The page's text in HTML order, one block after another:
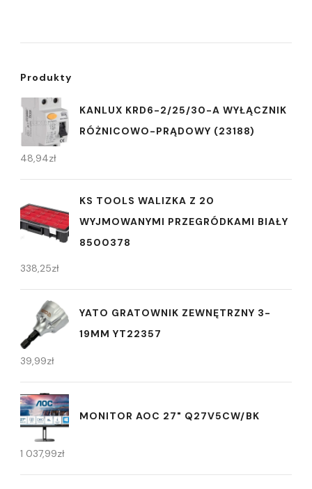
Produkty
KANLUX KRD6-2/25/30-A WYŁĄCZNIK
RÓŻNICOWO-PRĄDOWY (23188)
48,94zł
KS TOOLS WALIZKA Z 20
WYJMOWANYMI PRZEGRÓDKAMI BIAŁY
8500378
338,25zł
YATO GRATOWNIK ZEWNĘTRZNY 3-
19MM YT22357
39,99zł
MONITOR AOC 27" Q27V5CW/BK
1 037,99zł